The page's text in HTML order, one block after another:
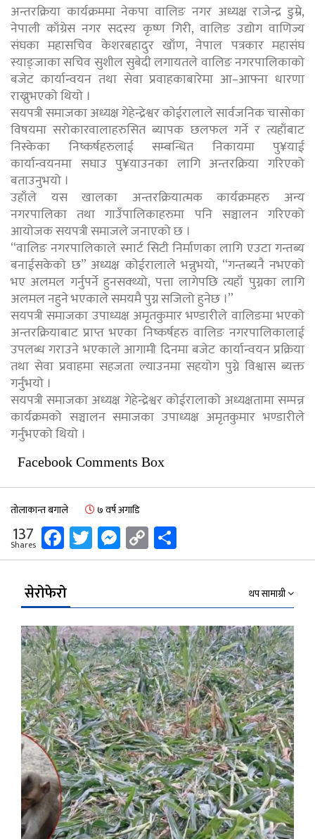
अन्तरक्रिया कार्यक्रममा नेकपा वालिङ नगर अध्यक्ष राजेन्द्र डुम्रे,
नेपाली काँग्रेस नगर सदस्य कृष्ण गिरी, वालिङ उद्योग वाणिज्य
संघका महासचिव केशरबहादुर खाँण, नेपाल पत्रकार महासंघ
स्याङ्जाका सचिव सुशील सुबेदी लगायतले वालिङ नगरपालिकाको
बजेट कार्यान्वयन तथा सेवा प्रवाहकाबारेमा आ–आफ्ना धारणा
राख्नुभएको थियो ।
सयपत्री समाजका अध्यक्ष गेहेन्द्रेश्वर कोईरालाले सार्वजनिक चासोका
विषयमा सरोकारवालाहरुसित ब्यापक छलफल गर्ने र त्यहाँबाट
निस्केका निष्कर्षहरुलाई सम्बन्धित निकायमा पु¥याई
कार्यान्वयनमा सघाउ पु¥याउनका लागि अन्तरक्रिया गरिएको
बताउनुभयो ।
उहाँले यस खालका अन्तरक्रियात्मक कार्यक्रमहरु अन्य
नगरपालिका तथा गाउँपालिकाहरुमा पनि सञ्चालन गरिएको
आयोजक सयपत्री समाजले जनाएको छ ।
“वालिङ नगरपालिकाले स्मार्ट सिटी निर्माणका लागि एउटा गन्तब्य
बनाईसकेको छ” अध्यक्ष कोईरालाले भन्नुभयो, “गन्तब्यनै नभएको
भए अलमल गर्नुपर्ने हुनसक्थ्यो, पत्ता लागेपछि त्यहाँ पुग्नका लागि
अलमल नहुने भएकाले समयमै पुग्न सजिलो हुनेछ ।”
सयपत्री समाजका उपाध्यक्ष अमृतकुमार भण्डारीले वालिङमा भएको
अन्तरक्रियाबाट प्राप्त भएका निष्कर्षहरु वालिङ नगरपालिकालाई
उपलब्ध गराउने भएकाले आगामी दिनमा बजेट कार्यान्वयन प्रक्रिया
तथा सेवा प्रवाहमा सहजता ल्याउनमा सहयोग पुग्ने विश्वास ब्यक्त
गर्नुभयो ।
सयपत्री समाजका अध्यक्ष गेहेन्द्रेश्वर कोईरालाको अध्यक्षतामा सम्पन्न
कार्यक्रमको सञ्चालन समाजका उपाध्यक्ष अमृतकुमार भण्डारीले
गर्नुभएको थियो ।
Facebook Comments Box
तोलाकान्त बगाले ७ वर्ष अगाडि
137
Shares Facebook
Twitter
Messenger
Copy
Link
सेरोफेरो थप सामाग्री